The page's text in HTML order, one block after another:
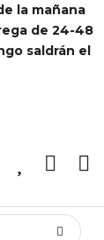
la mañana
de 24-48
saldrán el